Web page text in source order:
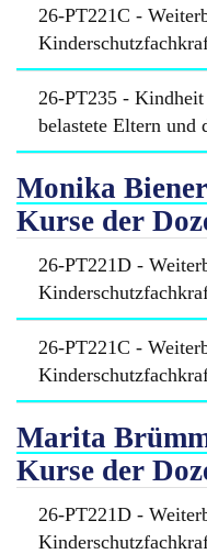
26-PT221C -
26-PT235 -
belastete Eltern und
Monika Biener
Kurse der
26-PT221D -
26-PT221C -
Marita
Kurse der
26-PT221D -